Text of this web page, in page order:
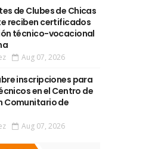
de Clubes de Chicas
reciben certificados
técnico-vocacional
Aug 07, 2026
inscripciones para
en el Centro de
Comunitario de
Aug 07, 2026